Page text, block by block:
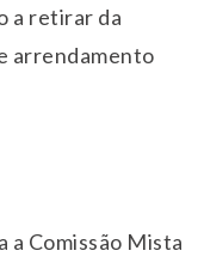
a retirar da
arrendamento
a Comissão Mista